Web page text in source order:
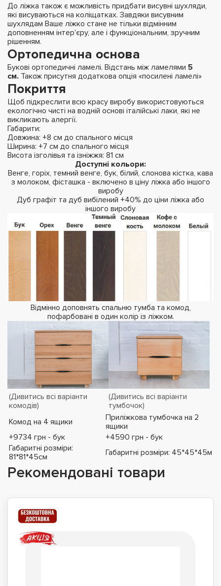
До ліжка також є можливість придбати висувні шухляди,
які висуваються на коліщатках. Завдяки висувним
шухлядам Ваше ліжко стане не тільки відмінним
доповненням інтер'єру, але і функціональним, зручним
рішенням.
Ортопедична основа
Букові ортопедичні ламелі. Відстань між ламелями 5
см. Також присутня додаткова опція «посилені ламелі»
Покриття
Щоб підкреслити всю красу виробу використовуються
екологічно чисті на водній основі італійські лаки, які не
викликають алергії.
Габарити:
Довжина: +8 см до спального місця
Ширина: +7 см до спального місця
Висота ізголівья та ізніжжя: 81 см
Доступні кольори:
Венге, горіх, темний венге, бук, білий, слонова кістка, кава
з молоком, фісташка - включено в ціну ліжка або іншого
виробу
Дуб графіт та дуб вибілений +40% до ціни ліжка або
іншого виробу
Відмінно доповнять спальню тумба та комод,
пофарбовані в один колір із ліжком.
(Дивитись всі варіанти
комодів)
(Дивитись всі варіанти
тумбочок)
Комод на 4 ящики
Приліжкова тумбочка на 2
ящики
+9734 грн - бук
+4590 грн - бук
Габаритні розміри:
81*81*45см
Габаритні розміри: 45*45*45м
Рекомендовані товари